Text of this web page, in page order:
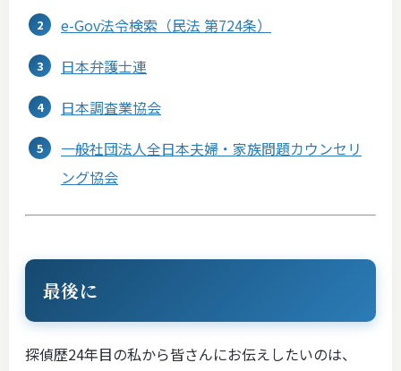
e-Gov法令検索（民法 第724条）
日本弁護士連
日本調査業協会
一般社団法人全日本夫婦・家族問題カウンセリ
ング協会
最後に
探偵歴24年目の私から皆さんにお伝えしたいのは、